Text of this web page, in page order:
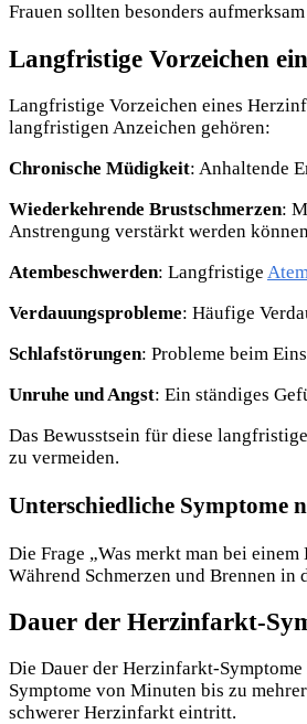
Frauen sollten besonders
Langfristige Vorzeichen
Langfristige Vorzeichen eines
langfristigen Anzeichen gehören:
Chronische Müdigkeit: Anhaltende
Wiederkehrende Brustschmerzen:
Anstrengung verstärkt werden
Atembeschwerden: Langfristige
Verdauungsprobleme: Häufige
Schlafstörungen: Probleme beim
Unruhe und Angst: Ein ständiges
Das Bewusstsein für diese
zu vermeiden.
Unterschiedliche Symptome
Die Frage „Was merkt man bei
Während Schmerzen und Brennen
Dauer der Herzinfarkt-
Die Dauer der Herzinfarkt-
Symptome von Minuten bis zu
schwerer Herzinfarkt eintritt.